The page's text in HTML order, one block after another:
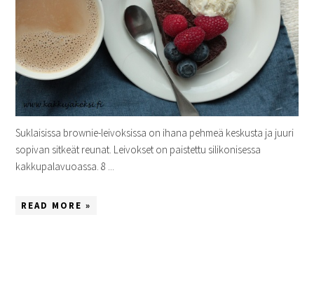
Suklaisissa brownie-leivoksissa on ihana pehmeä keskusta ja juuri
sopivan sitkeät reunat. Leivokset on paistettu silikonisessa
kakkupalavuoassa. 8 ...
READ MORE »